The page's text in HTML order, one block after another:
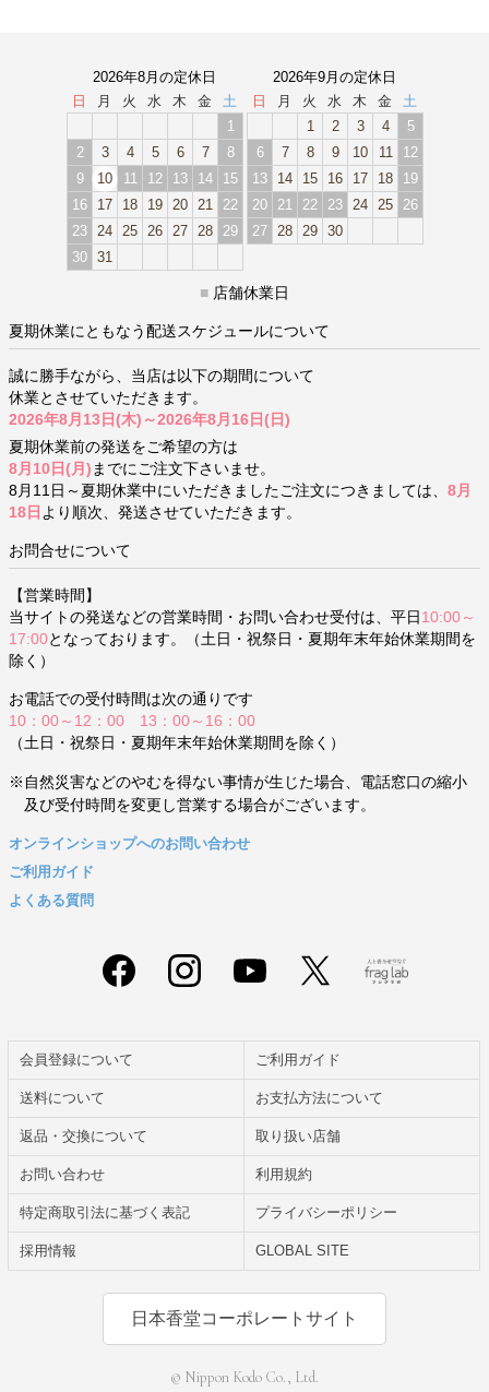
2026年8月の定休日
日
月 火 水 木 金
土
1
2
3 4 5 6 7
8
9
10 11 12 13 14
15
16
17 18 19 20 21
22
23 24 25 26 27 28
29
30 31
2026年9月の定休日
日
月 火 水 木 金
土
1
2 3 4
5
6
7 8 9 10 11
12
13
14 15 16 17 18
19
20
21 22 23 24 25
26
27 28 29 30
■ 店舗休業日
夏期休業にともなう配送スケジュールについて
誠に勝手ながら、当店は以下の期間について
休業とさせていただきます。
2026年8月13日(木)～2026年8月16日(日)
夏期休業前の発送をご希望の方は
8月10日(月) までにご注文下さいませ。
8月11日～夏期休業中にいただきましたご注文につきましては、 8月
18日 より順次、発送させていただきます。
お問合せについて
【営業時間】
当サイトの発送などの営業時間・お問い合わせ受付は、平日 10:00～
17:00となっております。（土日・祝祭日・夏期年末年始休業期間を
除く）
お電話での受付時間は次の通りです
10：00～12：00 13：00～16：00
（土日・祝祭日・夏期年末年始休業期間を除く）
※自然災害などのやむを得ない事情が生じた場合、電話窓口の縮小
及び受付時間を変更し営業する場合がございます。
オンラインショップへのお問い合わせ
ご利用ガイド
よくある質問
会員登録について ご利用ガイド
送料について お支払方法について
返品・交換について 取り扱い店舗
お問い合わせ 利用規約
特定商取引法に基づく表記 プライバシーポリシー
採用情報 GLOBAL SITE
日本香堂コーポレートサイト
© Nippon Kodo Co., Ltd.